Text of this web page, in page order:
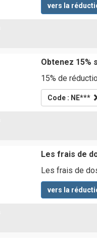
vers la
Obtenez 15%
15% de
Code : NE***
Les frais de
Les frais de
vers la